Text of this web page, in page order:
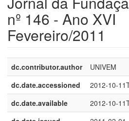
nº 146 - Ano XVI
Fevereiro/2011
dc.contributor.author
UNIVEM
dc.date.accessioned
2012-10-
dc.date.available
2012-10-